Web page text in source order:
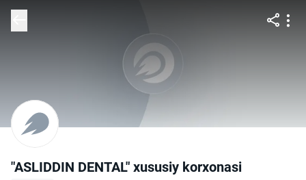
"ASLIDDIN DENTAL" xususiy korxonasi